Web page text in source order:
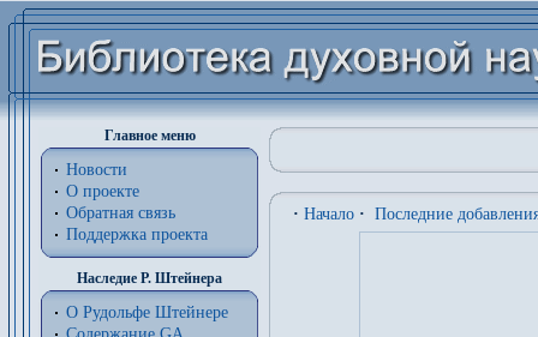
Главное меню
Новости
О проекте
Обратная связь
Поддержка проекта
Наследие Р. Штейнера
О Рудольфе Штейнере
· Начало · Последние